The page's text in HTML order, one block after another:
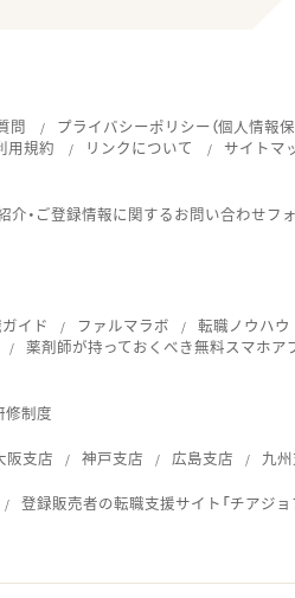
問
プライバシーポリシー（個人情報保
用規約 リンクについて
サイトマ
介・ご登録情報に関するお問い合わせフ
イド ファルマラボ
転職ノウハウ
薬剤師が持っておくべき無料スマホア
修制度
阪支店 神戸支店 広島支店 九
登録販売者の転職支援サイト「チアジョ